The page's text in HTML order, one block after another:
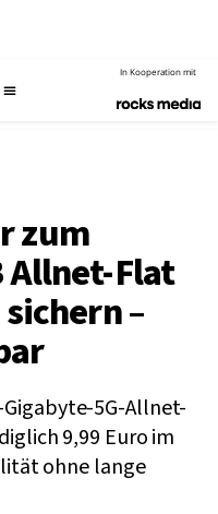
In Kooperation mit
zum
Allnet-Flat
–
5G-Allnet-
9,99 Euro im
ohne lange